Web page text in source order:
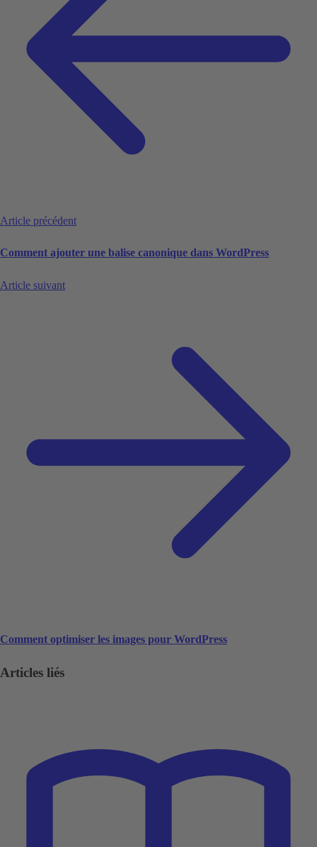
Article précédent
Comment ajouter une balise canonique dans WordPress
Article suivant
Comment optimiser les images pour WordPress
Articles liés